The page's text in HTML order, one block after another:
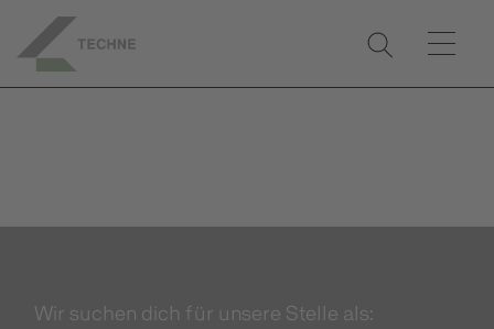
Wir suchen dich für unsere Stelle als: